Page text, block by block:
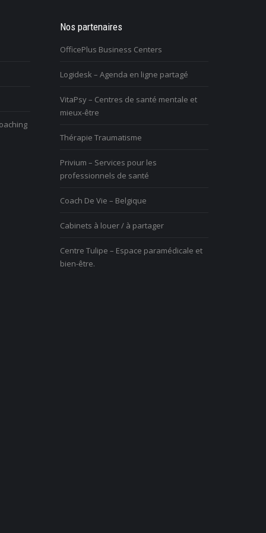
une nouvelle façon de
changement et vous êtes mal à
Je suis retraité et je ressens un grand
rendre utile?
changement et vous êtes mal à
Nos partenaires
OfficePlus Business Centers
Logidesk – Agenda en ligne partagé
VitaPsy – Centres de santé mentale et
mieux-être
Thérapie Traumatisme
Privium – Services pour les
professionnels de santé
Coach De Vie – Belgique
Cabinets à louer / à partager
Centre Tulipe – Espace paramédicale et
bien-être.